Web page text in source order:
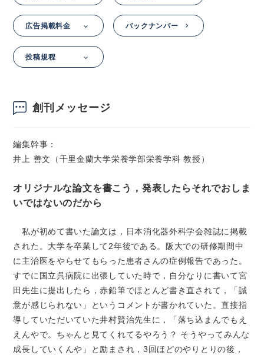
広告掲載料金 バックナンバー
投稿規程
創刊メッセージ
編集幹事：
井上 善文（千里金蘭大学栄養学部栄養学科 教授）
オリジナルな論文を書こう，発表したらそれでおしま
いではないのだから
私が初めて書いた論文は，日本消化器外科学会雑誌に掲載
された。大学を卒業して2年後である。阪大での研修期間中
に主治医をやらせてもらった患者さんの症例報告であった。
すでに国立呉病院に出張していた時で，自分なりに書いて宮
田先生に提出したら，赤鉛筆でほとんど書き直されて，「誠
意が感じられない」というコメントが書かれていた。直接指
導していただいていた井村賢治先生に，「落ち込まんでもえ
えんやで。ちゃんと見てくれてるやろう？ そうやってみんな
成長していくんや」と励まされ，3回ほどのやりとりの後，